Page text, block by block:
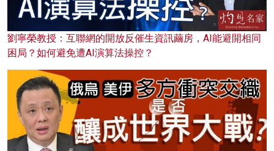
劉寧榮教授：互聯網的開放反催生資訊繭房，AI能避開相同
困局？如何避免遭AI演算法操控？